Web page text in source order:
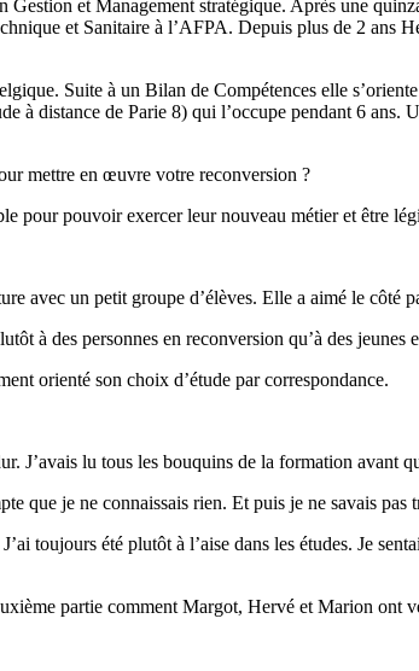
et Management stratégique. Après une
et Sanitaire à l’AFPA. Depuis plus de 2 ans
Suite à un Bilan de Compétences elle
à distance de Parie 8) qui l’occupe pendant 6
mettre en œuvre votre reconversion ?
pour pouvoir exercer leur nouveau métier et être
avec un petit groupe d’élèves. Elle a aimé le côté
à des personnes en reconversion qu’à des jeunes
orienté son choix d’étude par correspondance.
J’avais lu tous les bouquins de la formation avant
que je ne connaissais rien. Et puis je ne savais
toujours été plutôt à l’aise dans les études. Je
partie comment Margot, Hervé et Marion ont